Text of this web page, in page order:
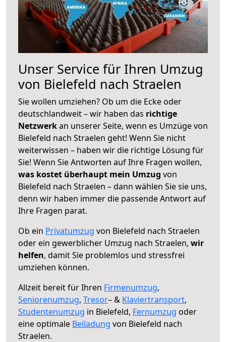
Unser Service für Ihren Umzug
von Bielefeld nach Straelen
Sie wollen umziehen? Ob um die Ecke oder
deutschlandweit – wir haben das richtige
Netzwerkan unserer Seite, wenn es Umzüge von
Bielefeld nach Straelen geht! Wenn Sie nicht
weiterwissen – haben wir die richtige Lösung für
Sie! Wenn Sie Antworten auf Ihre Fragen wollen,
was kostet überhaupt mein Umzug von
Bielefeld nach Straelen – dann wählen Sie sie uns,
denn wir haben immer die passende Antwort auf
Ihre Fragen parat.
Ob ein Privatumzug von Bielefeld nach Straelen
oder ein gewerblicher Umzug nach Straelen, wir
helfen, damit Sie problemlos und stressfrei
umziehen können.
Allzeit bereit für Ihren Firmenumzug,
Seniorenumzug, Tresor– & Klaviertransport,
Studentenumzug in Bielefeld, Fernumzug oder
eine optimale Beiladung von Bielefeld nach
Straelen.